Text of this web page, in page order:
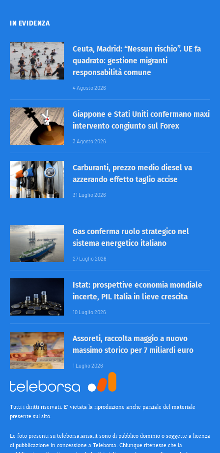
IN EVIDENZA
Ceuta, Madrid: “Nessun rischio”. UE fa
quadrato: gestione migranti
responsabilità comune
4 Agosto 2026
Giappone e Stati Uniti confermano maxi
intervento congiunto sul Forex
3 Agosto 2026
Carburanti, prezzo medio diesel va
azzerando effetto taglio accise
31 Luglio 2026
Gas conferma ruolo strategico nel
sistema energetico italiano
27 Luglio 2026
Istat: prospettive economia mondiale
incerte, PIL Italia in lieve crescita
10 Luglio 2026
Assoreti, raccolta maggio a nuovo
massimo storico per 7 miliardi euro
1 Luglio 2026
Tutti i diritti riservati. E’ vietata la riproduzione anche parziale del materiale
presente sul sito.
Le foto presenti su teleborsa.ansa.it sono di pubblico dominio o soggette a licenza
di pubblicazione in concessione a Teleborsa. Chiunque ritenesse che la